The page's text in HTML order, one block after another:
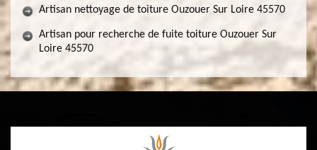
Artisan nettoyage de toiture Ouzouer Sur Loire 45570
Artisan pour recherche de fuite toiture Ouzouer Sur
Loire 45570